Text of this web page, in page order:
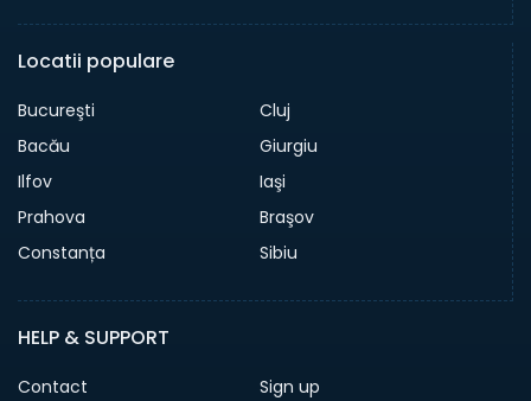
Locatii populare
Bucureşti
Cluj
Bacău
Giurgiu
Ilfov
Iaşi
Prahova
Braşov
Constanța
Sibiu
HELP & SUPPORT
Contact
Sign up